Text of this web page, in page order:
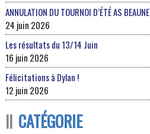
ANNULATION DU TOURNOI D’ÉTÉ AS BEAUNE
24 juin 2026
Les résultats du 13/14 Juin
16 juin 2026
Félicitations à Dylan !
12 juin 2026
CATÉGORIE